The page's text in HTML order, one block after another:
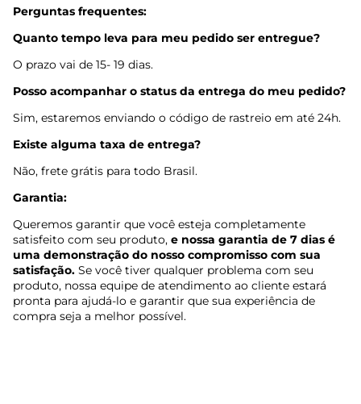
Perguntas frequentes:
Quanto tempo leva para meu pedido ser entregue?
O prazo vai de 15- 19 dias.
Posso acompanhar o status da entrega do meu pedido?
Sim, estaremos enviando o código de rastreio em até 24h.
Existe alguma taxa de entrega?
Não, frete grátis para todo Brasil.
Garantia:
Queremos garantir que você esteja completamente
satisfeito com seu produto, e nossa garantia de 7 dias é
uma demonstração do nosso compromisso com sua
satisfação. Se você tiver qualquer problema com seu
produto, nossa equipe de atendimento ao cliente estará
pronta para ajudá-lo e garantir que sua experiência de
compra seja a melhor possível.